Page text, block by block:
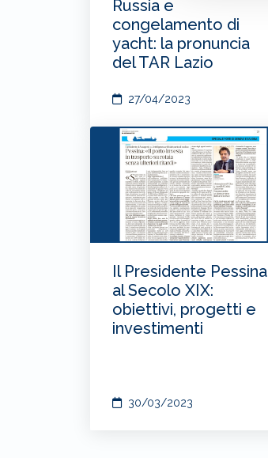
Russia e
congelamento di
yacht: la pronuncia
del TAR Lazio
27/04/2023
Il Presidente Pessina
al Secolo XIX:
obiettivi, progetti e
investimenti
30/03/2023